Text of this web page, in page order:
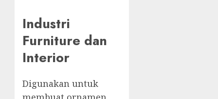
Industri
Furniture dan
Interior
Digunakan untuk